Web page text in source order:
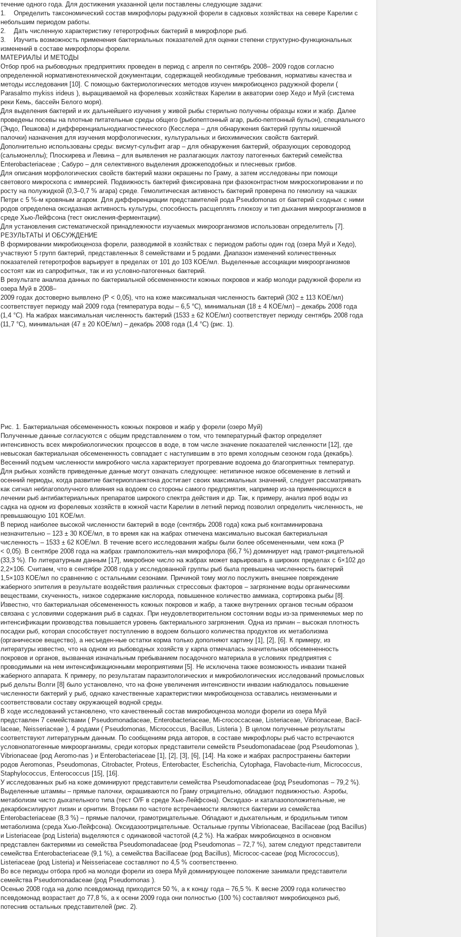
течение одного года. Для достижения указанной цели поставлены следующие задачи:
1. Определить таксономический состав микрофлоры радужной форели в садковых хозяйствах на севере Карелии с
небольшим периодом работы.
2. Дать численную характеристику гетеротрофных бактерий в микрофлоре рыб.
3. Изучить возможность применения бактериальных показателей для оценки степени структурно-функциональных
изменений в составе микрофлоры форели.
МАТЕРИАЛЫ И МЕТОДЫ
Отбор проб на рыбоводных предприятиях проведен в период с апреля по сентябрь 2008– 2009 годов согласно
определенной нормативнотехнической документации, содержащей необходимые требования, нормативы качества и
методы исследования [10]. С помощью бактериологических методов изучен микробиоценоз радужной форели (
Parasalmo mykiss irideus ), выращиваемой на форелевых хозяйствах Карелии в акватории озер Хедо и Муй (система
реки Кемь, бассейн Белого моря).
Для выделения бактерий и их дальнейшего изучения у живой рыбы стерильно получены образцы кожи и жабр. Далее
проведены посевы на плотные питательные среды общего (рыбопептонный агар, рыбо-пептонный бульон), специального
(Эндо, Пешкова) и дифференциальнодиагностического (Кесслера – для обнаружения бактерий группы кишечной
палочки) назначения для изучения морфологических, культуральных и биохимических свойств бактерий.
Дополнительно использованы среды: висмут-сульфит агар – для обнаружения бактерий, образующих сероводород
(сальмонеллы); Плоскирева и Левина – для выявления не разлагающих лактозу патогенных бактерий семейства
Enterobacteriaceae ; Сабуро – для селективного выделения дрожжеподобных и плесневых грибов.
Для описания морфологических свойств бактерий мазки окрашены по Граму, а затем исследованы при помощи
светового микроскопа с иммерсией. Подвижность бактерий фиксирована при фазоконтрастном микроскопировании и по
росту на полужидкой (0,3–0,7 % агара) среде. Гемолитическая активность бактерий проверена по гемолизу на чашках
Петри с 5 %-м кровяным агаром. Для дифференциации представителей рода Pseudomonas от бактерий сходных с ними
родов определена оксидазная активность культуры, способность расщеплять глюкозу и тип дыхания микроорганизмов в
среде Хью-Лейфсона (тест окисления-ферментации).
Для установления систематической принадлежности изучаемых микроорганизмов использован определитель [7].
РЕЗУЛЬТАТЫ И ОБСУЖДЕНИЕ
В формировании микробиоценоза форели, разводимой в хозяйствах с периодом работы один год (озера Муй и Хедо),
участвуют 5 групп бактерий, представленных 8 семействами и 5 родами. Диапазон изменений количественных
показателей гетеротрофов варьирует в пределах от 101 до 103 КОЕ/мл. Выделенные ассоциации микроорганизмов
состоят как из сапрофитных, так и из условно-патогенных бактерий.
В результате анализа данных по бактериальной обсемененности кожных покровов и жабр молоди радужной форели из
озера Муй в 2008–
2009 годах достоверно выявлено (P < 0,05), что на коже максимальная численность бактерий (302 ± 113 КОЕ/мл)
соответствует периоду май 2009 года (температура воды – 6,5 °С), минимальная (18 ± 4 КОЕ/мл) – декабрь 2008 года
(1,4 °С). На жабрах максимальная численность бактерий (1533 ± 62 КОЕ/мл) соответствует периоду сентябрь 2008 года
(11,7 °С), минимальная (47 ± 20 КОЕ/мл) – декабрь 2008 года (1,4 °С) (рис. 1).
Рис. 1. Бактериальная обсемененность кожных покровов и жабр у форели (озеро Муй)
Полученные данные согласуются с общим представлением о том, что температурный фактор определяет
интенсивность всех микробиологических процессов в воде, в том числе значение показателей численности [12], где
невысокая бактериальная обсемененность совпадает с наступившим в это время холодным сезоном года (декабрь).
Весенний подъем численности микробного числа характеризует прогревание водоема до благоприятных температур.
Для рыбных хозяйств приведенные данные могут означать следующее: нетипичное низкое обсеменение в летний и
осенний периоды, когда развитие бактериопланктона достигает своих максимальных значений, следует рассматривать
как сигнал неблагополучного влияния на водоем со стороны самого предприятия, например из-за применяющихся в
лечении рыб антибактериальных препаратов широкого спектра действия и др. Так, к примеру, анализ проб воды из
садка на одном из форелевых хозяйств в южной части Карелии в летний период позволил определить численность, не
превышающую 101 КОЕ/мл.
В период наиболее высокой численности бактерий в воде (сентябрь 2008 года) кожа рыб контаминирована
незначительно – 123 ± 30 КОЕ/мл, в то время как на жабрах отмечена максимально высокая бактериальная
численность – 1533 ± 62 КОЕ/мл. В течение всего исследования жабры были более обсемененными, чем кожа (P
< 0,05). В сентябре 2008 года на жабрах грамположитель-ная микрофлора (66,7 %) доминирует над грамот-рицательной
(33,3 %). По литературным данным [17], микробное число на жабрах может варьировать в широких пределах с 6×102 до
2,2×106. Считаем, что в сентябре 2008 года у исследованной группы рыб была превышена численность бактерий
1,5×103 КОЕ/мл по сравнению с остальными сезонами. Причиной тому могло послужить внешнее повреждение
жаберного эпителия в результате воздействия различных стрессовых факторов – загрязнение воды органическими
веществами, скученность, низкое содержание кислорода, повышенное количество аммиака, сортировка рыбы [8].
Известно, что бактериальная обсемененность кожных покровов и жабр, а также внутренних органов тесным образом
связана с условиями содержания рыб в садках. При неудовлетворительном состоянии воды из-за применяемых мер по
интенсификации производства повышается уровень бактериального загрязнения. Одна из причин – высокая плотность
посадки рыб, которая способствует поступлению в водоем большого количества продуктов их метаболизма
(органическое вещество), а несъеден-ные остатки корма только дополняют картину [1], [2], [6]. К примеру, из
литературы известно, что на одном из рыбоводных хозяйств у карпа отмечалась значительная обсемененность
покровов и органов, вызванная изначальным пребыванием посадочного материала в условиях предприятия с
проводимыми на нем интенсификационными мероприятиями [5]. Не исключена также возможность инвазии тканей
жаберного аппарата. К примеру, по результатам паразитологических и микробиологических исследований промысловых
рыб дельты Волги [8] было установлено, что на фоне увеличения интенсивности инвазии наблюдалось повышение
численности бактерий у рыб, однако качественные характеристики микробиоценоза оставались неизменными и
соответствовали составу окружающей водной среды.
В ходе исследований установлено, что качественный состав микробиоценоза молоди форели из озера Муй
представлен 7 семействами ( Pseudomonadaceae, Enterobacteriaceae, Mi-crococcaceae, Listeriaceae, Vibrionaceae, Bacil-
laceae, Neisseriaceae ), 4 родами ( Pseudomonas, Micrococcus, Bacillus, Listeria ). В целом полученные результаты
соответствуют литературным данным. По сообщениям ряда авторов, в составе микрофлоры рыб часто встречаются
условнопатогенные микроорганизмы, среди которых представители семейств Pseudomonadaceae (род Pseudomonas ),
Vibrionaceae (род Aeromo-nas ) и Enterobacteriaceae [1], [2], [3], [6], [14]. На коже и жабрах распространены бактерии
родов Aeromonas, Pseudomonas, Citrobacter, Proteus, Enterobacter, Escherichia, Cytophaga, Flavobacte-rium, Micrococcus,
Staphylococcus, Enterococcus [15], [16].
У исследованных рыб на коже доминируют представители семейства Pseudomonadaceae (род Pseudomonas – 79,2 %).
Выделенные штаммы – прямые палочки, окрашиваются по Граму отрицательно, обладают подвижностью. Аэробы,
метаболизм чисто дыхательного типа (тест O/F в среде Хью-Лейфсона). Оксидазо- и каталазоположительные, не
декарбоксилируют лизин и орнитин. Вторыми по частоте встречаемости являются бактерии из семейства
Enterobacteriaceae (8,3 %) – прямые палочки, грамотрицательные. Обладают и дыхательным, и бродильным типом
метаболизма (среда Хью-Лейфсона). Оксидазоотрицательные. Остальные группы Vibrionaceae, Bacillaceae (род Bacillus)
и Listeriaceae (род Listeria) выделяются с одинаковой частотой (4,2 %). На жабрах микробиоценоз в основном
представлен бактериями из семейства Pseudomonadaceae (род Pseudomonas – 72,7 %), затем следуют представители
семейства Enterobacteriaceae (9,1 %), а семейства Bacillaceae (род Bacillus), Micrococ-caceae (род Micrococcus),
Listeriaceae (род Listeria) и Neisseriaceae составляют по 4,5 % соответственно.
Во все периоды отбора проб на молоди форели из озера Муй доминирующее положение занимали представители
семейства Pseudomonadaceae (род Pseudomonas ).
Осенью 2008 года на долю псевдомонад приходится 50 %, а к концу года – 76,5 %. К весне 2009 года количество
псевдомонад возрастает до 77,8 %, а к осени 2009 года они полностью (100 %) составляют микробиоценоз рыб,
потеснив остальных представителей (рис. 2).